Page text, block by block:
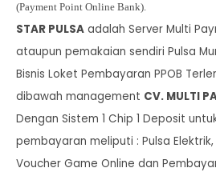
(Payment Point Online Bank).
STAR PULSA adalah Server Multi
ataupun pemakaian sendiri Pulsa
Bisnis Loket Pembayaran PPOB
dibawah management CV. MULTI
Dengan Sistem 1 Chip 1 Deposit
pembayaran meliputi : Pulsa Elektrik,
Voucher Game Online dan